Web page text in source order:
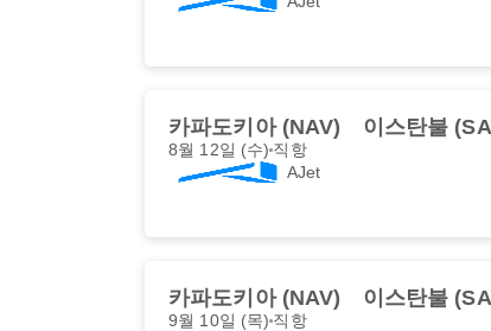
카파도키아 (NAV) 이스탄불
8월 12일 (수) 직항
AJet
카파도키아 (NAV) 이스탄불
9월 10일 (목) 직항